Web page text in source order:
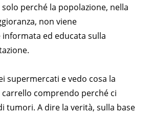
solo perché la popolazione, nella
non viene
ed educata sulla
supermercati e vedo cosa la
comprendo perché ci
tumori. A dire la verità, sulla base